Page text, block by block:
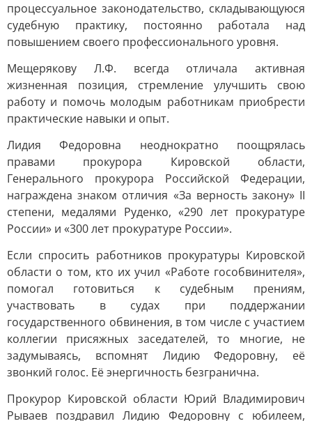
процессуальное законодательство, складывающуюся
судебную практику, постоянно работала над
повышением своего профессионального уровня.
Мещерякову Л.Ф. всегда отличала активная
жизненная позиция, стремление улучшить свою
работу и помочь молодым работникам приобрести
практические навыки и опыт.
Лидия Федоровна неоднократно поощрялась
правами прокурора Кировской области,
Генерального прокурора Российской Федерации,
награждена знаком отличия «За верность закону» II
степени, медалями Руденко, «290 лет прокуратуре
России» и «300 лет прокуратуре России».
Если спросить работников прокуратуры Кировской
области о том, кто их учил «Работе гособвинителя»,
помогал готовиться к судебным прениям,
участвовать в судах при поддержании
государственного обвинения, в том числе с участием
коллегии присяжных заседателей, то многие, не
задумываясь, вспомнят Лидию Федоровну, её
звонкий голос. Её энергичность безгранична.
Прокурор Кировской области Юрий Владимирович
Рываев поздравил Лидию Федоровну с юбилеем,